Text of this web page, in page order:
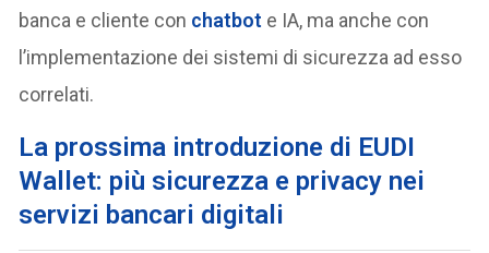
banca e cliente con chatbot e IA, ma anche con
l’implementazione dei sistemi di sicurezza ad esso
correlati.
La prossima introduzione di EUDI
Wallet: più sicurezza e privacy nei
servizi bancari digitali